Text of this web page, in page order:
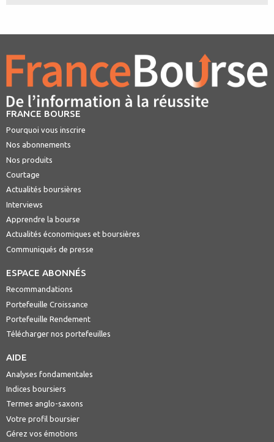
FRANCE BOURSE
Pourquoi vous inscrire
Nos abonnements
Nos produits
Courtage
Actualités boursières
Interviews
Apprendre la bourse
Actualités économiques et boursières
Communiqués de presse
ESPACE ABONNÉS
Recommandations
Portefeuille Croissance
Portefeuille Rendement
Télécharger nos portefeuilles
AIDE
Analyses fondamentales
Indices boursiers
Termes anglo-saxons
Votre profil boursier
Gérez vos émotions